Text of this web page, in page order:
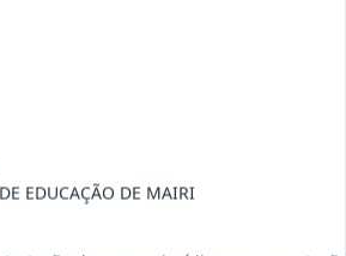
de empresa especializada
de evento...
EDUCAÇÃO DE MAIRI